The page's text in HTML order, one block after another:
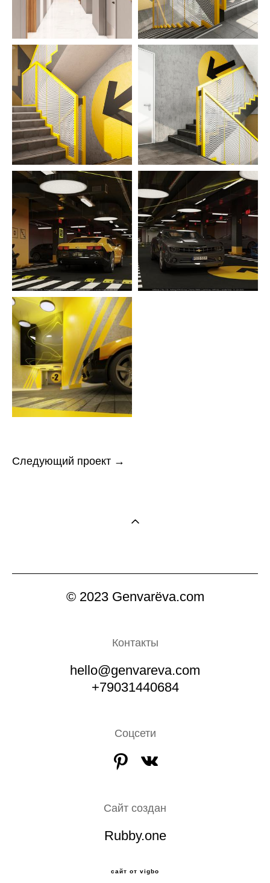
Следующий проект →
© 2023 Genvarёva.com
Контакты
hello@genvareva.com
+79031440684
Соцсети
Сайт создан
Rubby.one
сайт от vigbo